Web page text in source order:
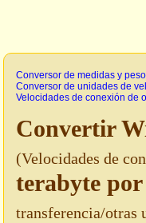
Conversor de medidas y
Conversor de unidades de
Velocidades de conexión de
Convertir
(Velocidades de
terabyte
transferencia/otras